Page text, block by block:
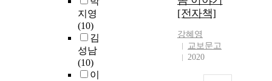
지영
(10)
김
성남
(10)
이
[전자책]
강혜영
교보문고
2020